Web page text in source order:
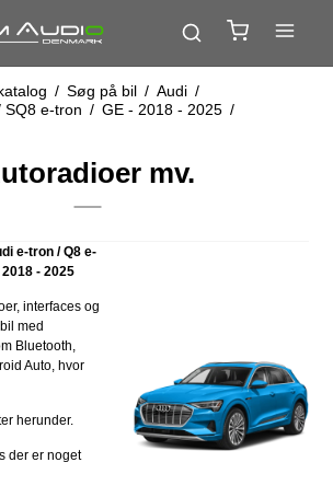
/ Søg på bil / Audi /
e-tron / GE - 2018 - 2025 /
mv.
e-tron / Q8 e-
- 2025
interfaces og
med
Bluetooth,
Auto, hvor
herunder.
der er noget